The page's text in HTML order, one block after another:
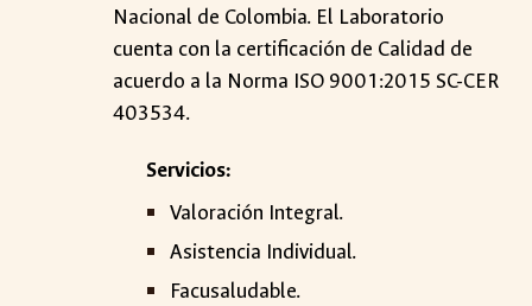
Nacional de Colombia. El Laboratorio
cuenta con la certificación de Calidad de
acuerdo a la Norma ISO 9001:2015 SC-CER
403534.
Servicios:
Valoración Integral.
Asistencia Individual.
Facusaludable.